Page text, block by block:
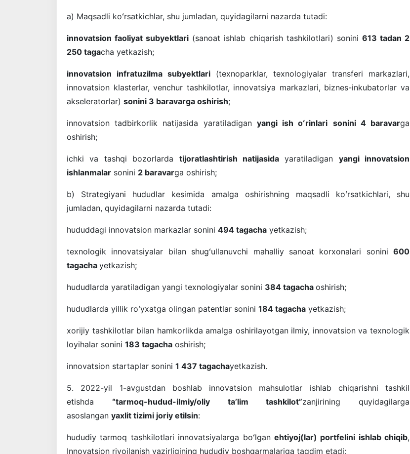
a) Maqsadli koʻrsatkichlar, shu jumladan, quyidagilarni nazarda tutadi:
innovatsion faoliyat subyektlari (sanoat ishlab chiqarish tashkilotlari) sonini 613 tadan 2
250 tagacha yetkazish;
innovatsion infratuzilma subyektlari (texnoparklar, texnologiyalar transferi markazlari,
innovatsion klasterlar, venchur tashkilotlar, innovatsiya markazlari, biznes-inkubatorlar va
akseleratorlar) sonini 3 baravarga oshirish;
innovatsion tadbirkorlik natijasida yaratiladigan yangi ish oʻrinlari sonini 4 baravarga
oshirish;
ichki va tashqi bozorlarda tijoratlashtirish natijasidayaratiladigan yangi innovatsion
ishlanmalar sonini 2 baravarga oshirish;
b) Strategiyani hududlar kesimida amalga oshirishning maqsadli koʻrsatkichlari, shu
jumladan, quyidagilarni nazarda tutadi:
hududdagi innovatsion markazlar sonini 494 tagacha yetkazish;
texnologik innovatsiyalar bilan shugʻullanuvchi mahalliy sanoat korxonalari sonini 600
tagacha yetkazish;
hududlarda yaratiladigan yangi texnologiyalar sonini 384 tagacha oshirish;
hududlarda yillik roʻyxatga olingan patentlar sonini 184 tagacha yetkazish;
xorijiy tashkilotlar bilan hamkorlikda amalga oshirilayotgan ilmiy, innovatsion va texnologik
loyihalar sonini 183 tagacha oshirish;
innovatsion startaplar sonini 1 437 tagachayetkazish.
5. 2022-yil 1-avgustdan boshlab innovatsion mahsulotlar ishlab chiqarishni tashkil
etishda “tarmoq-hudud-ilmiy/oliy taʼlim tashkilot”zanjirining quyidagilarga
asoslangan yaxlit tizimi joriy etilsin:
hududiy tarmoq tashkilotlari innovatsiyalarga boʻlgan ehtiyoj(lar) portfelini ishlab chiqib,
Innovatsion rivojlanish vazirligining hududiy boshqarmalariga taqdim etadi;